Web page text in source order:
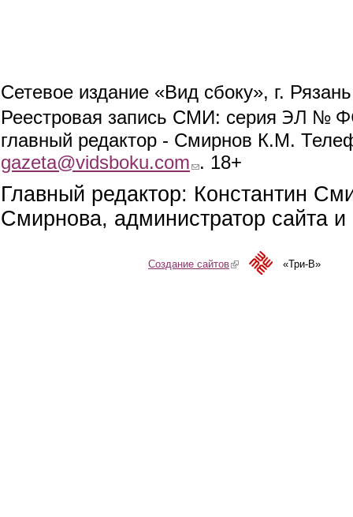
Сетевое издание «Вид сбоку», г.
Реестровая запись СМИ: серия ЭЛ №
главный редактор - Смирнов К.М.
gazeta@vidsboku.com (link sends e-mail)
. 18+
Главный редактор: Константин
Смирнова, администратор сайта
Создание сайтов(link is external)«Три-В»